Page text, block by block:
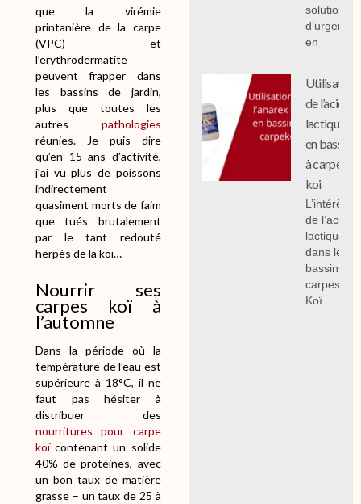
que la virémie
printanière de la carpe
(VPC) et
l’erythrodermatite
peuvent frapper dans
les bassins de jardin,
plus que toutes les
autres pathologies
réunies. Je puis dire
qu’en 15 ans d’activité,
j’ai vu plus de poissons
indirectement
quasiment morts de faim
que tués brutalement
par le tant redouté
herpès de la koï…
Nourrir ses
carpes koï à
l’automne
Dans la période où la
température de l’eau est
supérieure à 18°C, il ne
faut pas hésiter à
distribuer des
nourritures pour carpe
koïcontenant un solide
40% de protéines, avec
un bon taux de matière
grasse – un taux de 25 à
solution
d’urgence
en
Utilisation
de l’acide
lactique
en bassin
à carpe
koi
L’intérêt
de l’acide
lactique
dans les
bassins à
carpes
Koï